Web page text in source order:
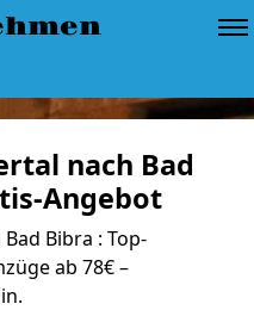
nach Bad
Angebot
Bibra : Top-
ab 78€ –